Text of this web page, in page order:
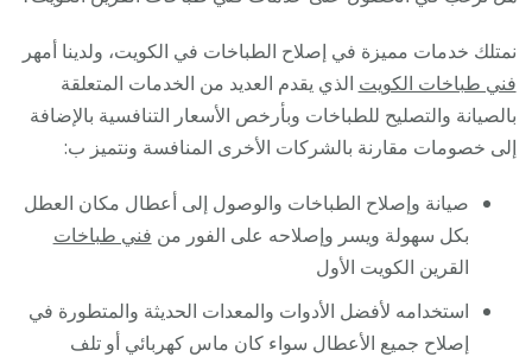
نمتلك خدمات مميزة في إصلاح الطباخات في الكويت، ولدينا أمهر
فني طباخات الكويت الذي يقدم العديد من الخدمات المتعلقة
بالصيانة والتصليح للطباخات وبأرخص الأسعار التنافسية بالإضافة
إلى خصومات مقارنة بالشركات الأخرى المنافسة ونتميز ب:
صيانة وإصلاح الطباخات والوصول إلى أعطال مكان العطل
بكل سهولة ويسر وإصلاحه على الفور من فني طباخات
القرين الكويت الأول
استخدامه لأفضل الأدوات والمعدات الحديثة والمتطورة في
إصلاح جميع الأعطال سواء كان ماس كهربائي أو تلف